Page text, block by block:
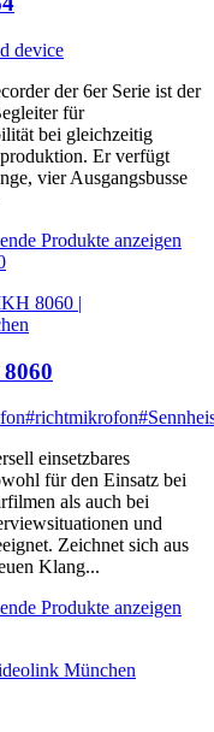
device
der 6er Serie ist der
für
bei gleichzeitig
Er verfügt
vier Ausgangsbusse
Produkte anzeigen
#richtmikrofon
einsetzbares
für den Einsatz bei
als auch bei
und
Zeichnet sich aus
Klang...
Produkte anzeigen